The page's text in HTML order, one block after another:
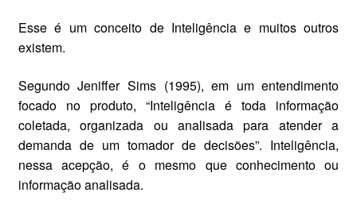
Esse é um conceito de Inteligência e muitos outros
existem.
Segundo Jeniffer Sims (1995), em um entendimento
focado no produto, “Inteligência é toda informação
coletada, organizada ou analisada para atender a
demanda de um tomador de decisões”. Inteligência,
nessa acepção, é o mesmo que conhecimento ou
informação analisada.